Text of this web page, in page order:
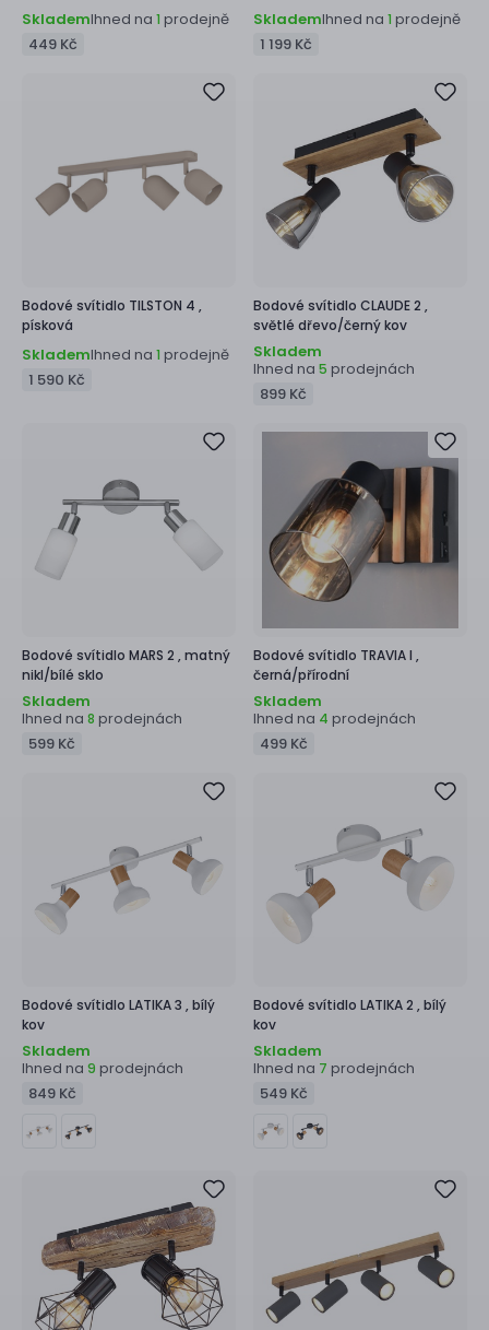
SklademIhned na 1 prodejně
449 Kč
SklademIhned na 1 prodejně
1 199 Kč
Bodové svítidlo TILSTON 4 ,
písková
SklademIhned na 1 prodejně
1 590 Kč
Bodové svítidlo CLAUDE 2 ,
světlé dřevo/černý kov
Skladem
Ihned na 5 prodejnách
899 Kč
Bodové svítidlo MARS 2 ,matný
nikl/bílé sklo
Skladem
Ihned na 8 prodejnách
599 Kč
Bodové svítidlo TRAVIA I ,
černá/přírodní
Skladem
Ihned na 4 prodejnách
499 Kč
Bodové svítidlo LATIKA 3 ,bílý
kov
Skladem
Ihned na 9 prodejnách
849 Kč
Bodové svítidlo LATIKA 2 ,bílý
kov
Skladem
Ihned na 7 prodejnách
549 Kč